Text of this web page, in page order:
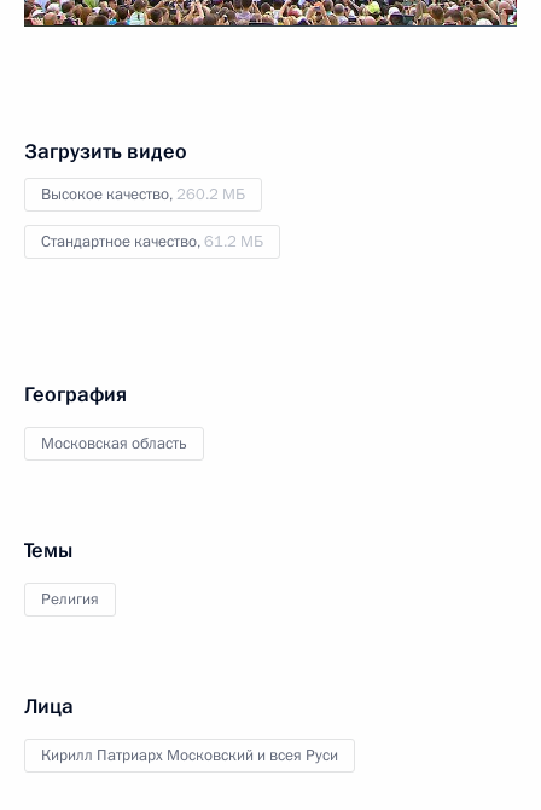
Загрузить видео
Высокое качество, 260.2 МБ
Стандартное качество,61.2 МБ
География
Московская область
Темы
Религия
Лица
Кирилл Патриарх Московский и всея Руси